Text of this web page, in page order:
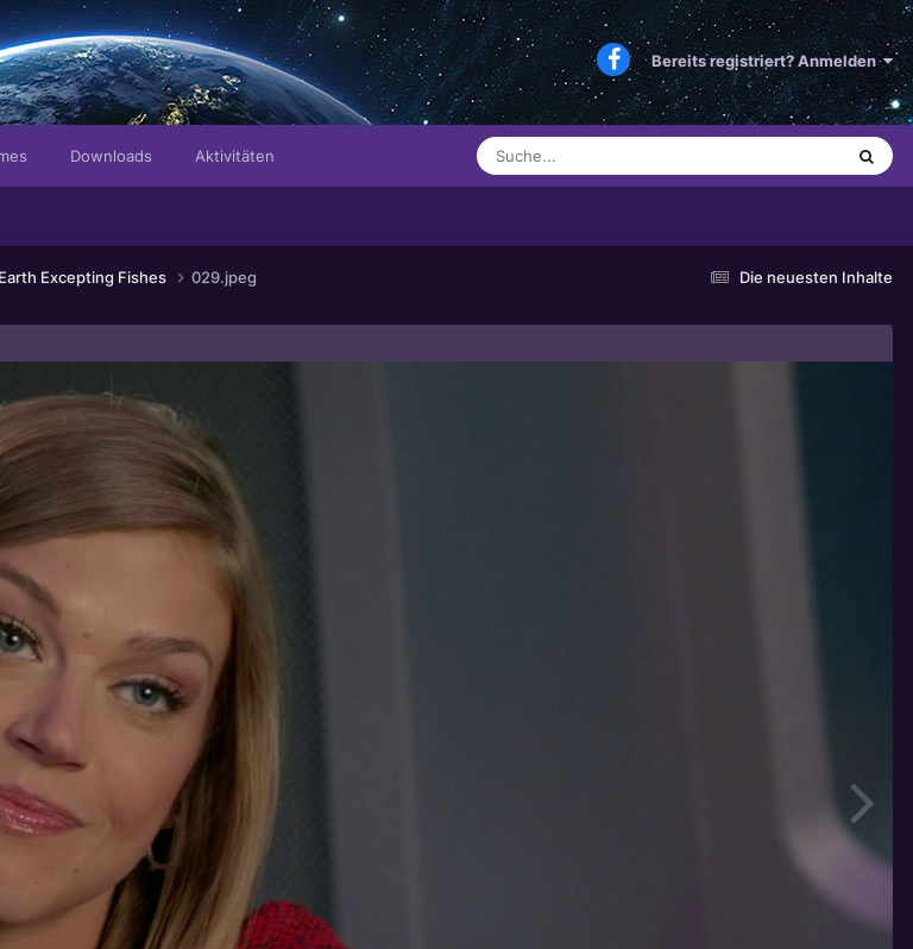
Bereits registriert? Anmelden
Downloads Aktivitäten
Die neuesten Inhalte
Excepting Fishes 029.jpeg